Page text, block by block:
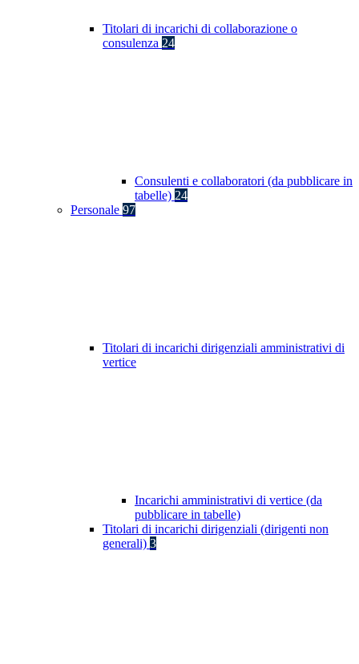
Titolari di incarichi di collaborazione o
consulenza 24
Consulenti e collaboratori (da pubblicare in
tabelle) 24
Personale 97
Titolari di incarichi dirigenziali amministrativi di
vertice
Incarichi amministrativi di vertice (da
pubblicare in tabelle)
Titolari di incarichi dirigenziali (dirigenti non
generali) 3